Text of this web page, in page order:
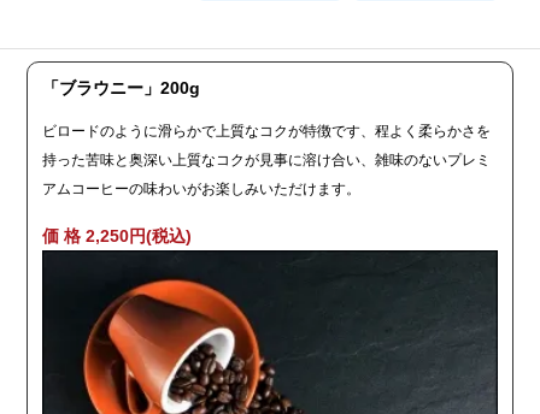
「ブラウニー」200g
ビロードのように滑らかで上質なコクが特徴です、程よく柔らかさを
持った苦味と奥深い上質なコクが見事に溶け合い、雑味のないプレミ
アムコーヒーの味わいがお楽しみいただけます。
価 格 2,250円(税込)